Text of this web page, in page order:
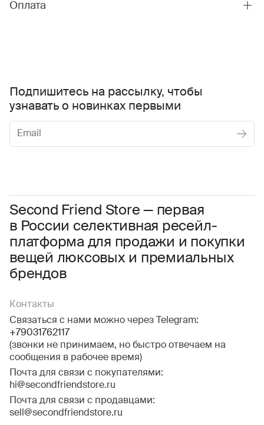
Оплата
Second Friend Store — первая
в России селективная ресейл-
платформа для продажи и покупки
вещей люксовых и премиальных
брендов
Контакты
Связаться с нами можно через Telegram:
+79031762117
(звонки не принимаем, но быстро отвечаем на
сообщения в рабочее время)
Почта для связи с покупателями:
hi@secondfriendstore.ru
Почта для связи с продавцами:
sell@secondfriendstore.ru
Подпишитесь на рассылку, чтобы
узнавать о новинках первыми
Соглашаюсь с условиями Пользовательского соглашения
Даю согласие на получение рекламной информации.